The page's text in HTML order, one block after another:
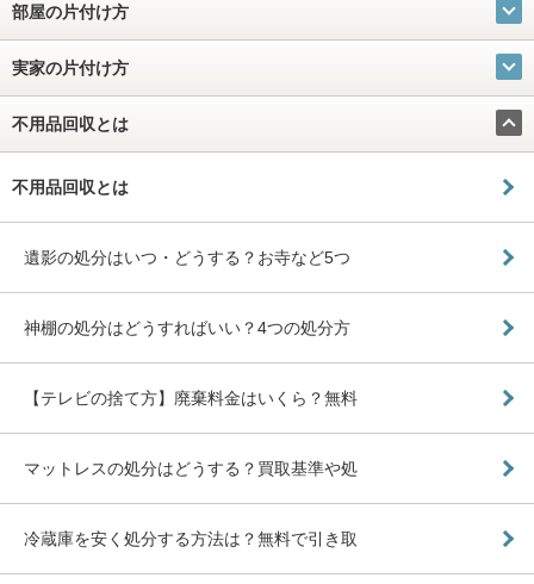
部屋の片付け方
実家の片付け方
不用品回収とは
不用品回収とは
遺影の処分はいつ・どうする？お寺など5つ
神棚の処分はどうすればいい？4つの処分方
【テレビの捨て方】廃棄料金はいくら？無料
マットレスの処分はどうする？買取基準や処
冷蔵庫を安く処分する方法は？無料で引き取